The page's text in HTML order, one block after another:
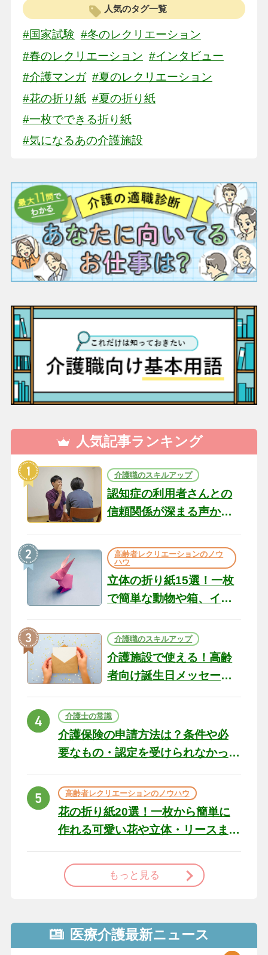
人気のタグ一覧
#国家試験 #冬のレクリエーション
#春のレクリエーション #インタビュー
#介護マンガ #夏のレクリエーション
#花の折り紙 #夏の折り紙
#一枚でできる折り紙
#気になるあの介護施設
人気記事ランキング
介護職のスキルアップ
認知症の利用者さんとの
信頼関係が深まる声かけ
の現場から（22）
高齢者レクリエーションのノウ
ハウ
立体の折り紙15選！一枚
で簡単な動物や箱、イン
テリアになる作品まで
介護職のスキルアップ
介護施設で使える！高齢
者向け誕生日メッセージ
の例文と書き方のポイン
ト
介護士の常識
介護保険の申請方法は？条件や必
要なもの・認定を受けられなかっ
た場合の対処法
高齢者レクリエーションのノウハウ
花の折り紙20選！一枚から簡単に
作れる可愛い花や立体・リースま
で
もっと見る
医療介護最新ニュース